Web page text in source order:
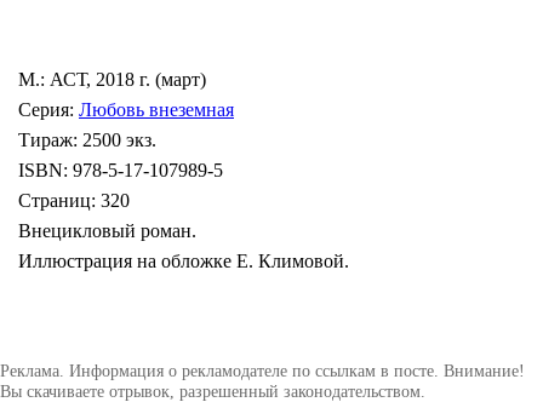
М.: АСТ, 2018 г. (март)
Серия: Любовь внеземная
Тираж: 2500 экз.
ISBN: 978-5-17-107989-5
Страниц: 320
Внецикловый роман.
Иллюстрация на обложке Е. Климовой.
Реклама. Информация о рекламодателе по ссылкам в посте. Внимание!
Вы скачиваете отрывок, разрешенный законодательством.